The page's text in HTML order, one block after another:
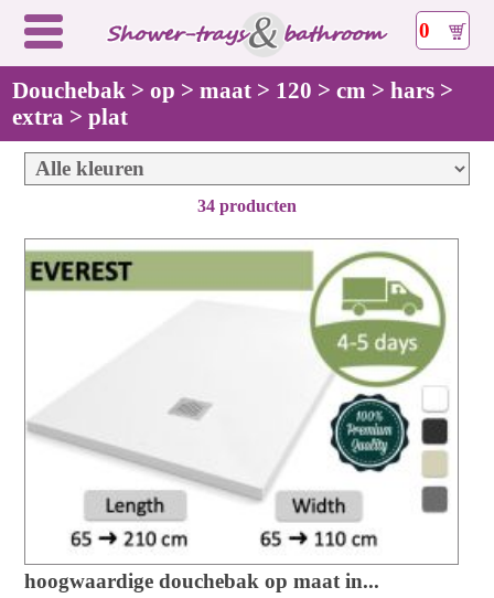
0
Douchebak > op > maat > 120 > cm > hars >
extra > plat
34 producten
hoogwaardige douchebak op maat in...